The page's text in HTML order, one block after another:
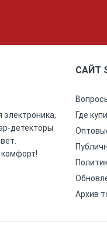
электроника,
детекторы
САЙТ
Где
Архив